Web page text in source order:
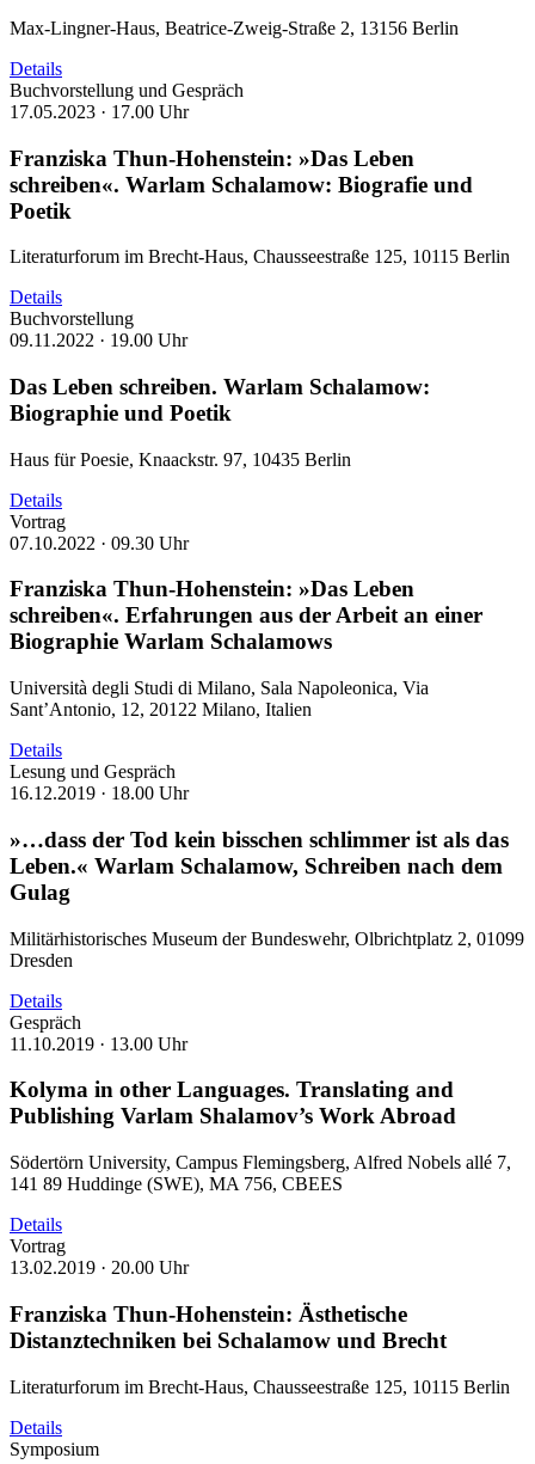
Max-Lingner-Haus, Beatrice-Zweig-Straße 2, 13156 Berlin
Details
Buchvorstellung und Gespräch
17.05.2023 · 17.00 Uhr
Franziska Thun-Hohenstein: »Das Leben
schreiben«. Warlam Schalamow: Biografie und
Poetik
Literaturforum im Brecht-Haus, Chausseestraße 125, 10115 Berlin
Details
Buchvorstellung
09.11.2022 · 19.00 Uhr
Das Leben schreiben. Warlam Schalamow:
Biographie und Poetik
Haus für Poesie, Knaackstr. 97, 10435 Berlin
Details
Vortrag
07.10.2022 · 09.30 Uhr
Franziska Thun-Hohenstein: »Das Leben
schreiben«. Erfahrungen aus der Arbeit an einer
Biographie Warlam Schalamows
Università degli Studi di Milano, Sala Napoleonica, Via
Sant’Antonio, 12, 20122 Milano, Italien
Details
Lesung und Gespräch
16.12.2019 · 18.00 Uhr
»…dass der Tod kein bisschen schlimmer ist als das
Leben.« Warlam Schalamow, Schreiben nach dem
Gulag
Militärhistorisches Museum der Bundeswehr, Olbrichtplatz 2, 01099
Dresden
Details
Gespräch
11.10.2019 · 13.00 Uhr
Kolyma in other Languages. Translating and
Publishing Varlam Shalamov’s Work Abroad
Södertörn University, Campus Flemingsberg, Alfred Nobels allé 7,
141 89 Huddinge (SWE), MA 756, CBEES
Details
Vortrag
13.02.2019 · 20.00 Uhr
Franziska Thun-Hohenstein: Ästhetische
Distanztechniken bei Schalamow und Brecht
Literaturforum im Brecht-Haus, Chausseestraße 125, 10115 Berlin
Details
Symposium